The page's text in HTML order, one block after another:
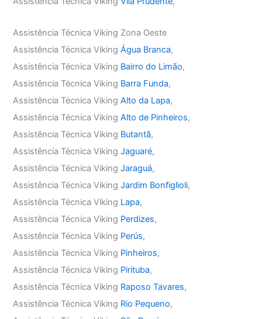
Assistência Técnica Viking Zona Oeste
Assistência Técnica VikingÁgua Branca,
Assistência Técnica Viking Bairro do Limão,
Assistência Técnica Viking Barra Funda,
Assistência Técnica VikingAlto da Lapa,
Assistência Técnica VikingAlto de Pinheiros,
Assistência Técnica Viking Butantã,
Assistência Técnica VikingJaguaré,
Assistência Técnica VikingJaraguá,
Assistência Técnica VikingJardim Bonfiglioli,
Assistência Técnica Viking Lapa,
Assistência Técnica Viking Perdizes,
Assistência Técnica Viking Perús,
Assistência Técnica Viking Pinheiros,
Assistência Técnica Viking Pirituba,
Assistência Técnica Viking Raposo Tavares,
Assistência Técnica Viking Rio Pequeno,